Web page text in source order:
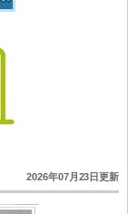
2026年07月23日更新